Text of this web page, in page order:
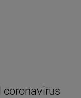
coronavirus